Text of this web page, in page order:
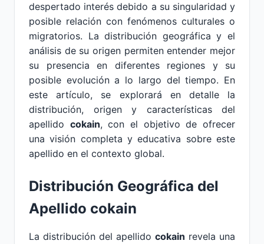
despertado interés debido a su singularidad y
posible relación con fenómenos culturales o
migratorios. La distribución geográfica y el
análisis de su origen permiten entender mejor
su presencia en diferentes regiones y su
posible evolución a lo largo del tiempo. En
este artículo, se explorará en detalle la
distribución, origen y características del
apellido cokain, con el objetivo de ofrecer
una visión completa y educativa sobre este
apellido en el contexto global.
Distribución Geográfica del
Apellido cokain
La distribución del apellido cokain revela una